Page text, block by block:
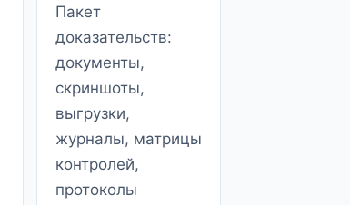
Пакет
доказательств:
документы,
скриншоты,
выгрузки,
журналы, матрицы
контролей,
протоколы